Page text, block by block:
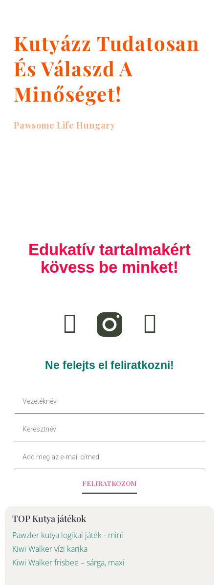
Kutyázz Tudatosan
És Válaszd A
Minőséget!
Pawsome Life Hungary
Edukatív tartalmakért
kövess be minket!
a
c
e
o
o
k
f
i
k
t
k
Ne felejts el feliratkozni!
Vezetéknév
Keresztnév
Your
Email
FELIRATKOZOM
TOP Kutya játékok
Pawzler kutya logikai játék - mini
Kiwi Walker vízi karika
Kiwi Walker frisbee – sárga, maxi